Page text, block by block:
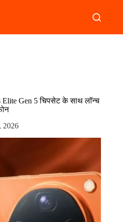
Elite Gen 5 चिपसेट के साथ लॉन्च
2026